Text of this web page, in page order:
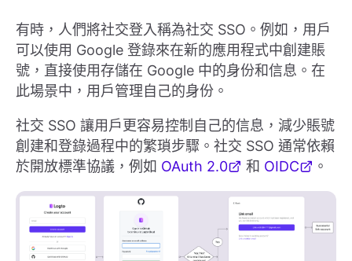
有時，人們將社交登入稱為社交 SSO。例如，用戶
可以使用 Google 登錄來在新的應用程式中創建賬
號，直接使用存儲在 Google 中的身份和信息。在
此場景中，用戶管理自己的身份。
社交 SSO 讓用戶更容易控制自己的信息，減少賬號
創建和登錄過程中的繁瑣步驟。社交 SSO 通常依賴
於開放標準協議，例如 OAuth 2.0 和 OIDC 。